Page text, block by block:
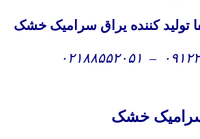
کننده یراق سرامیک خشک
– ۰۲۱۸۸۵۵۲۰۵۱
خشک